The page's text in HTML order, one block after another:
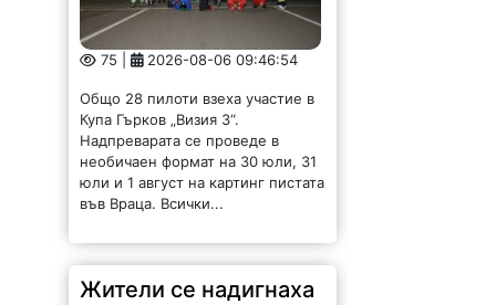
Купа Гърков „Визия 3“.
Надпреварата се проведе в
необичаен формат на 30 юли, 31
юли и 1 август на картинг пистата
във Враца. Всички...
Жители се надигнаха
отново срещу разбит